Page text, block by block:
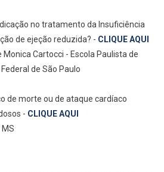
no tratamento da Insuficiência
de ejeção reduzida? - CLIQUE AQUI
Monica Cartocci - Escola Paulista de
de São Paulo
de morte ou de ataque cardíaco
- CLIQUE AQUI